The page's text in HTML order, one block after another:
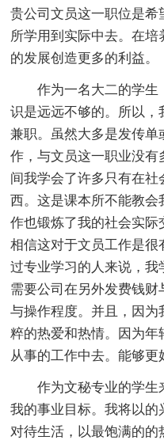
贵公司文员这一职位是希
所学用到实际中去。在培
的发展创造更多的利益。
作为一名大二的学生
识是远远不够的。所以
兼职。虽然大多是发传单
作，与文员这一职业没
间我学会了许多只有在
西。这是课本所不能教会
作也锻炼了我的社会实
相信这对于文员工作是
过专业学习的人来说，
需要公司在另外发费钱
与操作程度。并且，因
粹的热爱和热情。因为
从事的工作中去。能够更
作为文秘专业的学生
我的事业目标。我将以
对待生活，以最饱满的